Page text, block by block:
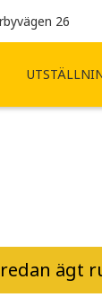
26
ägt